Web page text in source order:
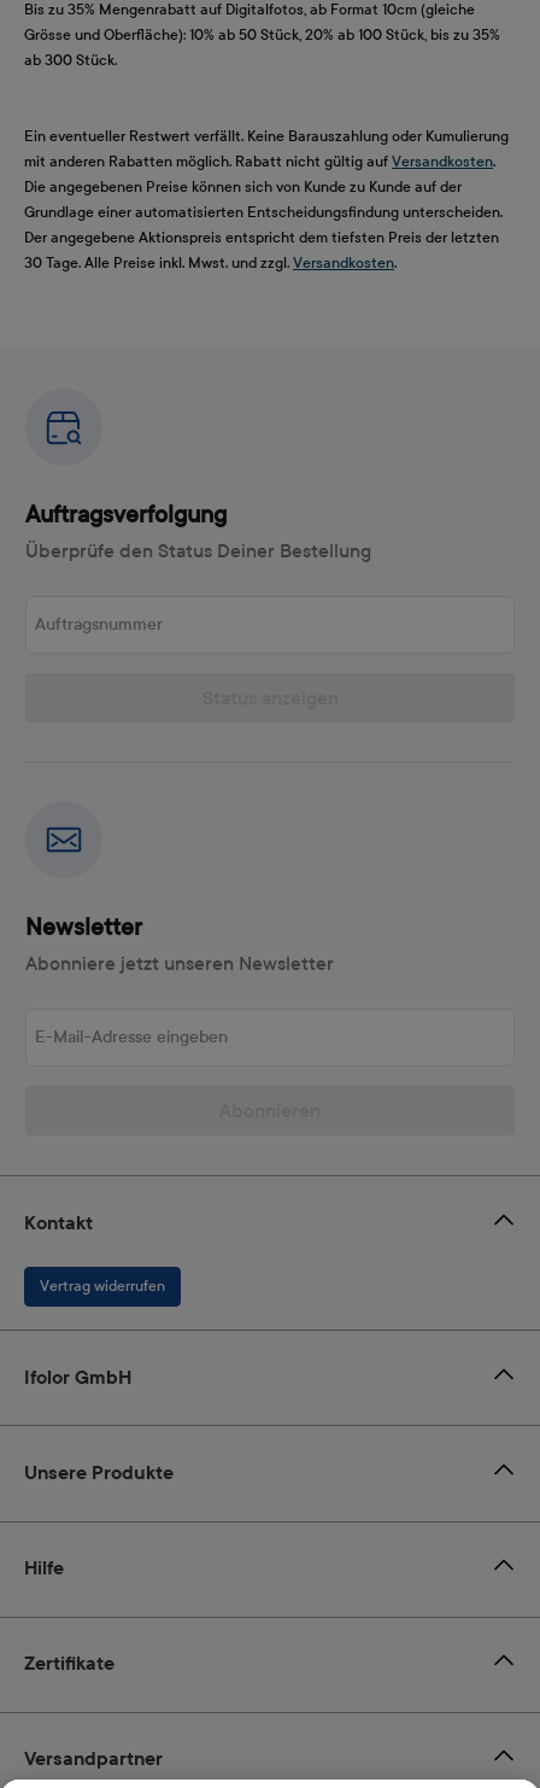
Bis zu 35% Mengenrabatt auf Digitalfotos, ab Format 10cm (gleiche
Grösse und Oberfläche): 10% ab 50 Stück, 20% ab 100 Stück, bis zu 35%
ab 300 Stück.
Ein eventueller Restwert verfällt. Keine Barauszahlung oder Kumulierung
mit anderen Rabatten möglich. Rabatt nicht gültig auf Versandkosten.
Die angegebenen Preise können sich von Kunde zu Kunde auf der
Grundlage einer automatisierten Entscheidungsfindung unterscheiden.
Der angegebene Aktionspreis entspricht dem tiefsten Preis der letzten
30 Tage. Alle Preise inkl. Mwst. und zzgl. Versandkosten.
Auftragsverfolgung
Überprüfe den Status Deiner Bestellung
Newsletter
Abonniere jetzt unseren Newsletter
Zertifikate
Kontakt
Vertrag widerrufen
Ifolor GmbH
Unsere Produkte
Hilfe
Versandpartner